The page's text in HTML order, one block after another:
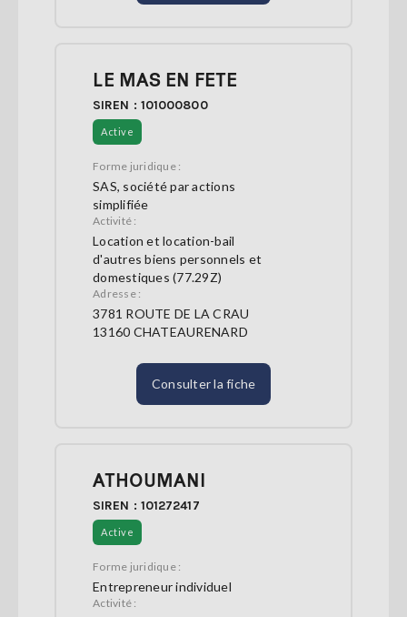
LE MAS EN FETE
SIREN : 101000800
Active
Forme juridique :
SAS, société par actions
simplifiée
Activité :
Location et location-bail
d'autres biens personnels et
domestiques (77.29Z)
Adresse :
3781 ROUTE DE LA CRAU
13160 CHATEAURENARD
Consulter la fiche
ATHOUMANI
SIREN : 101272417
Active
Forme juridique :
Entrepreneur individuel
Activité :